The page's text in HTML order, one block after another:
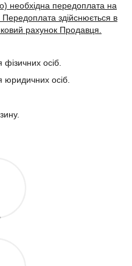
необхідна передоплата на
Передоплата здійснюється в
рахунок Продавця.
фізичних осіб.
юридичних осіб.